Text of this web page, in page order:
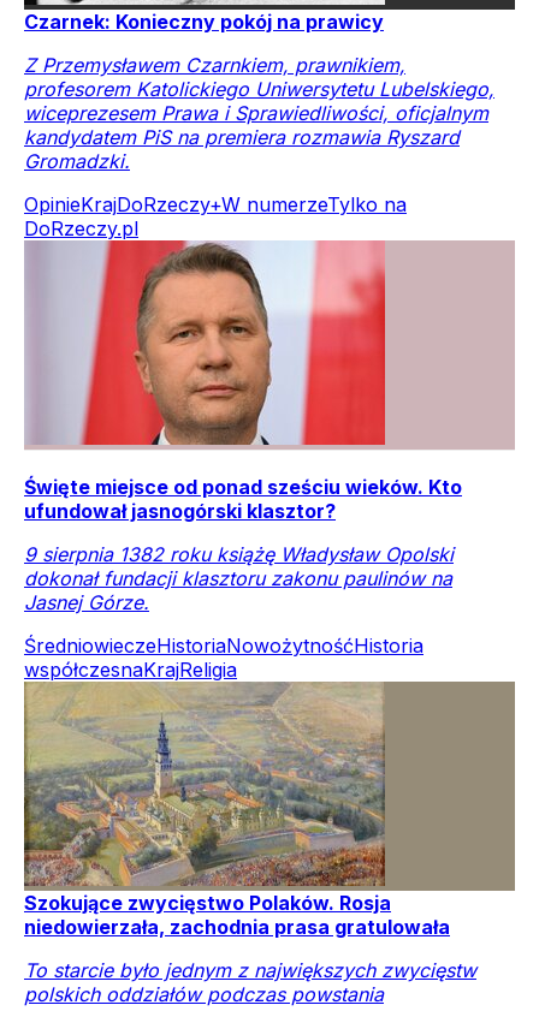
Czarnek: Konieczny pokój na prawicy
Z Przemysławem Czarnkiem, prawnikiem,
profesorem Katolickiego Uniwersytetu Lubelskiego,
wiceprezesem Prawa i Sprawiedliwości, oficjalnym
kandydatem PiS na premiera rozmawia Ryszard
Gromadzki.
OpinieKrajDoRzeczy+W numerzeTylko na
DoRzeczy.pl
Święte miejsce od ponad sześciu wieków. Kto
ufundował jasnogórski klasztor?
9 sierpnia 1382 roku książę Władysław Opolski
dokonał fundacji klasztoru zakonu paulinów na
Jasnej Górze.
ŚredniowieczeHistoriaNowożytnośćHistoria
współczesnaKrajReligia
Szokujące zwycięstwo Polaków. Rosja
niedowierzała, zachodnia prasa gratulowała
To starcie było jednym z największych zwycięstw
polskich oddziałów podczas powstania